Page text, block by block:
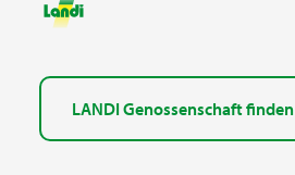
LANDI Genossenschaft finden